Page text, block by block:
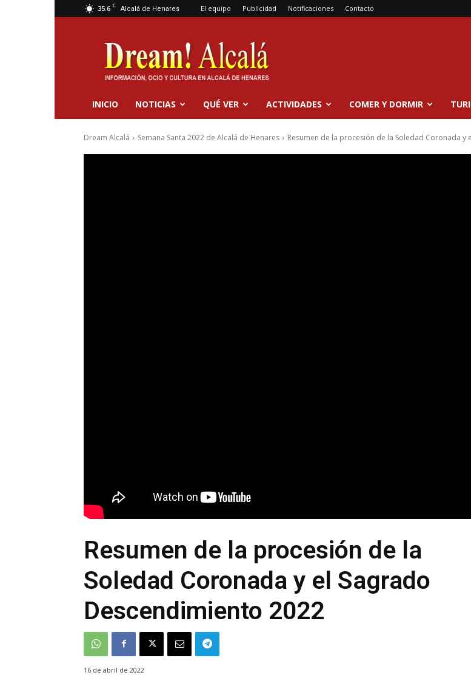
35.6 C Alcalá de Henares El equipo Publicidad Notificaciones Contacto
Dream
Alcalá
INICIO NOTICIAS QUÉ VER ACTIVIDADES COMER Y DORMIR
Dream Alcalá Semana Santa 2022 de Alcalá de Henares Resumen de la procesión de la Soledad Coronada y
Resumen de la procesión de la
Soledad Coronada y el Sagrado
Descendimiento 2022
16 de abril de 2022